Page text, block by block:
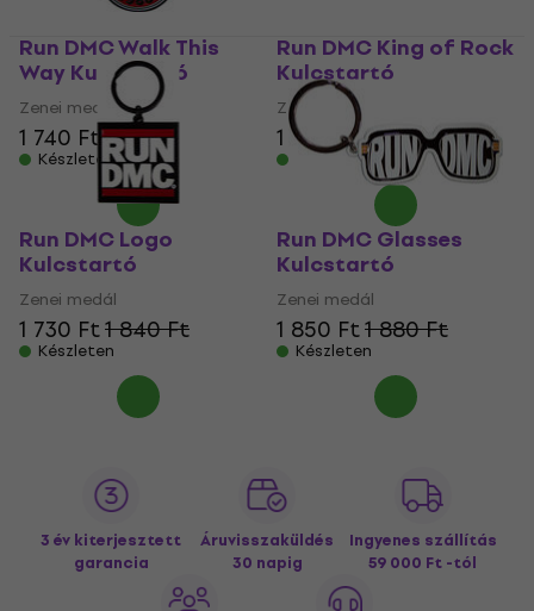
Run DMC Walk This
Way Kulcstartó
Zenei medál
1 740 Ft
Készleten
Run DMC King of Rock
Kulcstartó
Zenei medál
1 800 Ft1 820 Ft
Készleten
Run DMC Logo
Kulcstartó
Zenei medál
1 730 Ft1 840 Ft
Készleten
Run DMC Glasses
Kulcstartó
Zenei medál
1 850 Ft1 880 Ft
Készleten
3 év kiterjesztett
garancia
Áruvisszaküldés
30 napig
Ingyenes szállítás
59 000 Ft -tól